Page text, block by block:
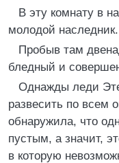
В эту комнату в
молодой наследник.
Пробыв там
бледный и
Однажды леди
развесить по всем
обнаружила, что
пустым, а значит,
в которую